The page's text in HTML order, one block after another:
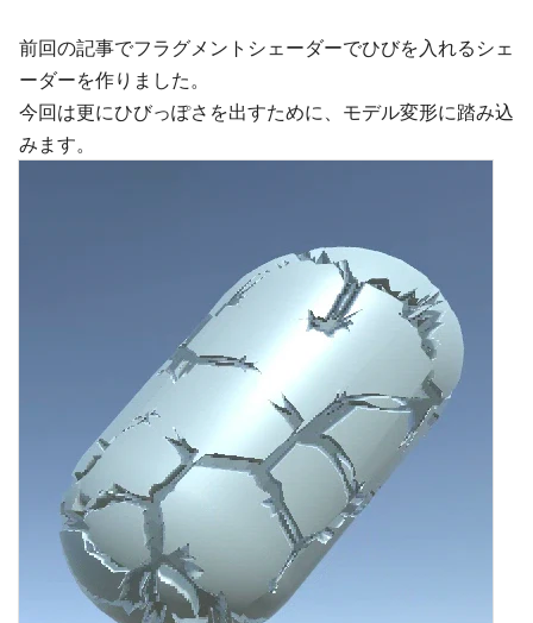
前回の記事でフラグメントシェーダーでひびを入れるシェ
ーダーを作りました。
今回は更にひびっぽさを出すために、モデル変形に踏み込
みます。